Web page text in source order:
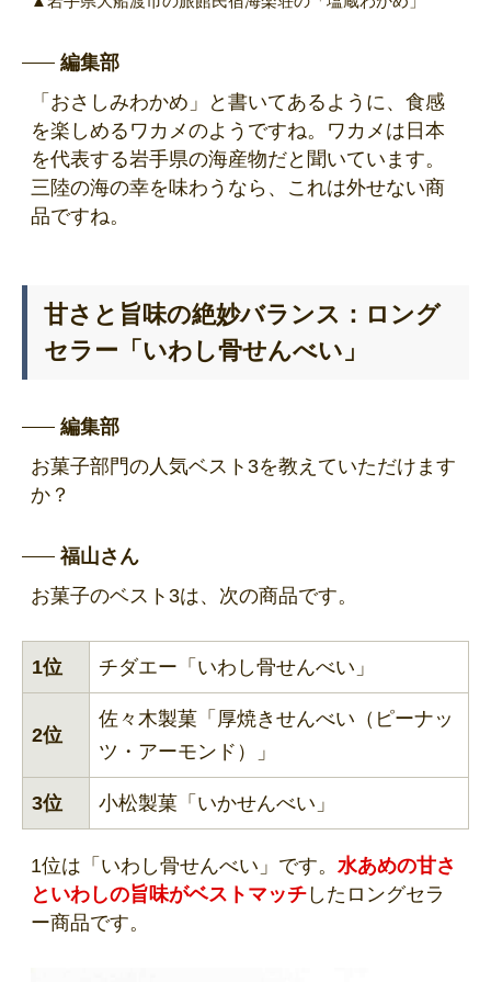
編集部
「おさしみわかめ」と書いてあるように、食感
を楽しめるワカメのようですね。ワカメは日本
を代表する岩手県の海産物だと聞いています。
三陸の海の幸を味わうなら、これは外せない商
品ですね。
甘さと旨味の絶妙バランス：ロング
セラー「いわし骨せんべい」
編集部
お菓子部門の人気ベスト3を教えていただけます
か？
福山さん
お菓子のベスト3は、次の商品です。
1位 チダエー「いわし骨せんべい」
2位
佐々木製菓「厚焼きせんべい（ピーナッ
ツ・アーモンド）」
3位 小松製菓「いかせんべい」
1位は「いわし骨せんべい」です。 水あめの甘さ
といわしの旨味がベストマッチ したロングセラ
ー商品です。